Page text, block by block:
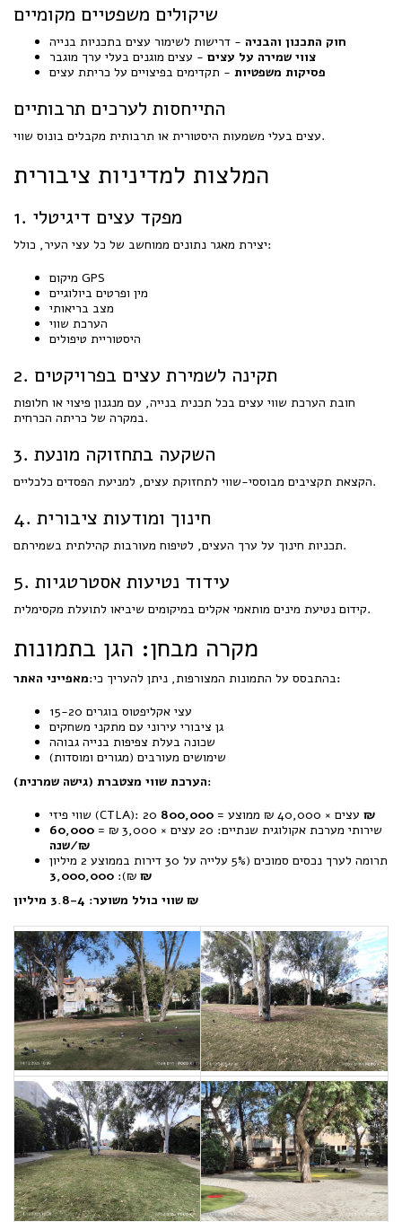
שיקולים משפטיים מקומיים
חוק התכנון והבניה - דרישות לשימור עצים בתכניות בנייה
צווי שמירה על עצים - עצים מוגנים בעלי ערך מוגבר
פסיקות משפטיות - תקדימים בפיצויים על כריתת עצים
התייחסות לערכים תרבותיים
עצים בעלי משמעות היסטורית או תרבותית מקבלים בונוס שווי.
המלצות למדיניות ציבורית
1. מפקד עצים דיגיטלי
יצירת מאגר נתונים ממוחשב של כל עצי העיר, כולל:
מיקום GPS
מין ופרטים ביולוגיים
מצב בריאותי
הערכת שווי
היסטוריית טיפולים
2. תקינה לשמירת עצים בפרויקטים
חובת הערכת שווי עצים בכל תכנית בנייה, עם מנגנון פיצוי או חלופות
במקרה של כריתה הכרחית.
3. השקעה בתחזוקה מונעת
הקצאת תקציבים מבוססי-שווי לתחזוקת עצים, למניעת הפסדים כלכליים.
4. חינוך ומודעות ציבורית
תכניות חינוך על ערך העצים, לטיפוח מעורבות קהילתית בשמירתם.
5. עידוד נטיעות אסטרטגיות
קידום נטיעת מינים מותאמי אקלים במיקומים שיביאו לתועלת מקסימלית.
מקרה מבחן: הגן בתמונות
בהתבסס על התמונות המצורפות, ניתן להעריך כי:מאפייני האתר:
15-20 עצי אקליפטוס בוגרים
גן ציבורי עירוני עם מתקני משחקים
שכונה בעלת צפיפות בנייה גבוהה
שימושים מעורבים (מגורים ומוסדות)
הערכת שווי מצטברת (גישה שמרנית):
שווי פיזי (CTLA): 20 עצים × 40,000 ₪ ממוצע = 800,000 ₪
שירותי מערכת אקולוגית שנתיים: 20 עצים × 3,000 ₪ =
60,000
₪/שנה
תרומה לערך נכסים סמוכים (5% עלייה על 30 דירות בממוצע 2 מיליון
₪): 3,000,000 ₪
שווי כולל משוער: 3.8-4 מיליון ₪